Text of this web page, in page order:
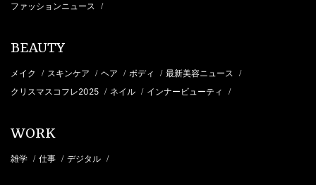
ファッションニュース /
BEAUTY
メイク / スキンケア / ヘア / ボディ / 最新美容ニュース /
クリスマスコフレ2025 / ネイル / インナービューティ /
WORK
雑学 / 仕事 / デジタル /